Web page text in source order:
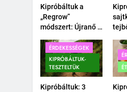
Kipróbáltuk a
„Regrow”
módszert: Újranő a
egy pohár vízben?
ÉRDEKESSÉGEK
KIPRÓBÁLTUK-
TESZTELTÜK
Kipróbáltuk: 3